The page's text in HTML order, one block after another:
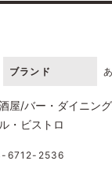
ブランド
屋 バー・ダイニン
・ビストロ
6712-2536